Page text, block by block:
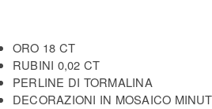
ORO 18 CT
RUBINI 0,02 CT
PERLINE DI TORMALINA
DECORAZIONI IN MOSAICO